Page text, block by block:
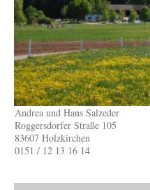
Andrea und Hans Salzeder
Roggersdorfer Straße 105
83607 Holzkirchen
0151 / 12 13 16 14